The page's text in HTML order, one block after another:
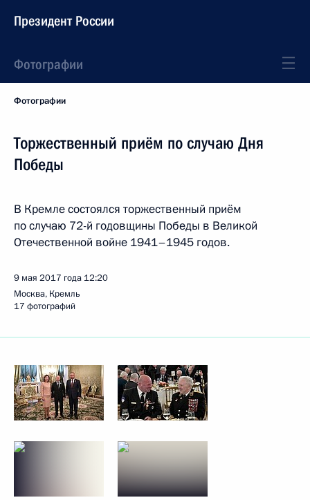
Президент России
Фотографии
Фотографии
Торжественный приём по случаю Дня
Победы
В Кремле состоялся торжественный приём
по случаю 72-й годовщины Победы в Великой
Отечественной войне 1941–1945 годов.
9 мая 2017 года 12:20
Москва, Кремль
17 фотографий